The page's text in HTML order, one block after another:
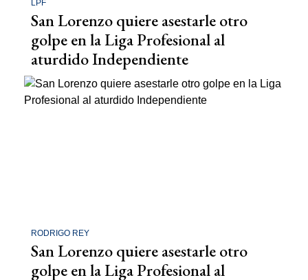
LPF
San Lorenzo quiere asestarle otro
golpe en la Liga Profesional al
aturdido Independiente
RODRIGO REY
San Lorenzo quiere asestarle otro
golpe en la Liga Profesional al